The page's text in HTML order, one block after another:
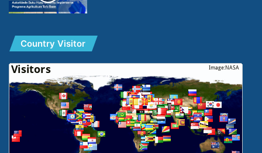
Country Visitor